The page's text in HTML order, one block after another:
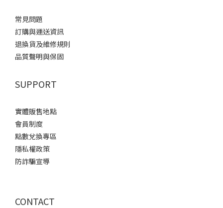
常見問題
訂購與運送資訊
退換貨及維修規則
品質聲明與保固
SUPPORT
實體販售地點
會員制度
點數兌換專區
隱私權政策
防詐騙宣導
CONTACT